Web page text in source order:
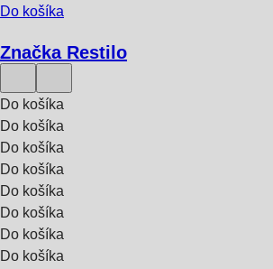
Do košíka
Značka Restilo
Do košíka
Do košíka
Do košíka
Do košíka
Do košíka
Do košíka
Do košíka
Do košíka